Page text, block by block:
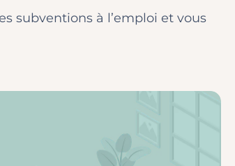
subventions à l’emploi et vous